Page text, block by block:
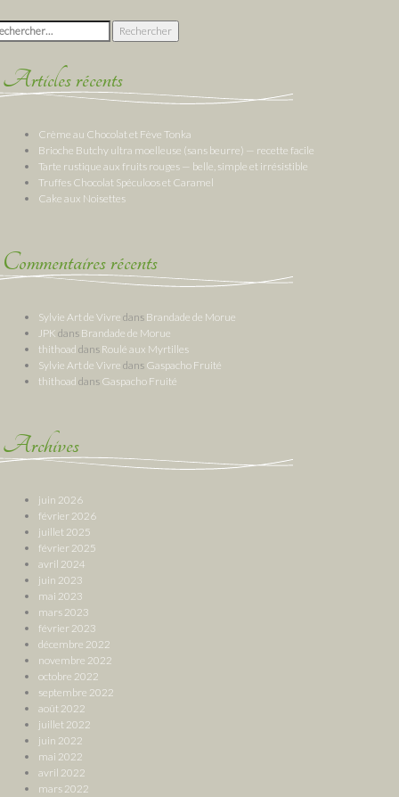
:
Articles récents
Crème au Chocolat et Fève Tonka
Brioche Butchy ultra moelleuse (sans beurre) — recette facile
Tarte rustique aux fruits rouges — belle, simple et irrésistible
Truffes Chocolat Spéculoos et Caramel
Cake aux Noisettes
Commentaires récents
Sylvie Art de Vivre dans Brandade de Morue
JPK dans Brandade de Morue
thithoad dans Roulé aux Myrtilles
Sylvie Art de Vivre dans Gaspacho Fruité
thithoad dans Gaspacho Fruité
Archives
juin 2026
février 2026
juillet 2025
février 2025
avril 2024
juin 2023
mai 2023
mars 2023
février 2023
décembre 2022
novembre 2022
octobre 2022
septembre 2022
août 2022
juillet 2022
juin 2022
mai 2022
avril 2022
mars 2022